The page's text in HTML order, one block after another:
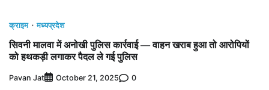
क्राइम मध्यप्रदेश
सिवनी मालवा में अनोखी पुलिस कार्रवाई — वाहन खराब हुआ तो आरोपियों
को हथकड़ी लगाकर पैदल ले गई पुलिस
Pavan Jat October 21, 2025 0